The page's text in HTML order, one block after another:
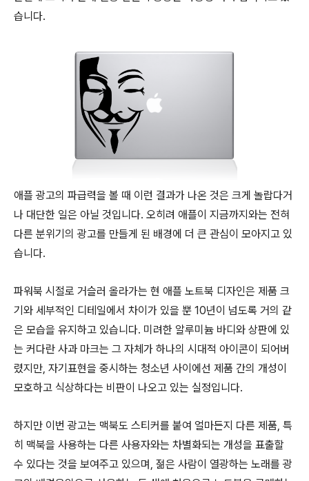
습니다.
애플 광고의 파급력을 볼 때 이런 결과가 나온 것은 크게 놀랍다거
나 대단한 일은 아닐 것입니다. 오히려 애플이 지금까지와는 전혀
다른 분위기의 광고를 만들게 된 배경에 더 큰 관심이 모아지고 있
습니다.
파워북 시절로 거슬러 올라가는 현 애플 노트북 디자인은 제품 크
기와 세부적인 디테일에서 차이가 있을 뿐 10년이 넘도록 거의 같
은 모습을 유지하고 있습니다. 미려한 알루미늄 바디와 상판에 있
는 커다란 사과 마크는 그 자체가 하나의 시대적 아이콘이 되어버
렸지만, 자기표현을 중시하는 청소년 사이에선 제품 간의 개성이
모호하고 식상하다는 비판이 나오고 있는 실정입니다.
하지만 이번 광고는 맥북도 스티커를 붙여 얼마든지 다른 제품, 특
히 맥북을 사용하는 다른 사용자와는 차별화되는 개성을 표출할
수 있다는 것을 보여주고 있으며, 젊은 사람이 열광하는 노래를 광